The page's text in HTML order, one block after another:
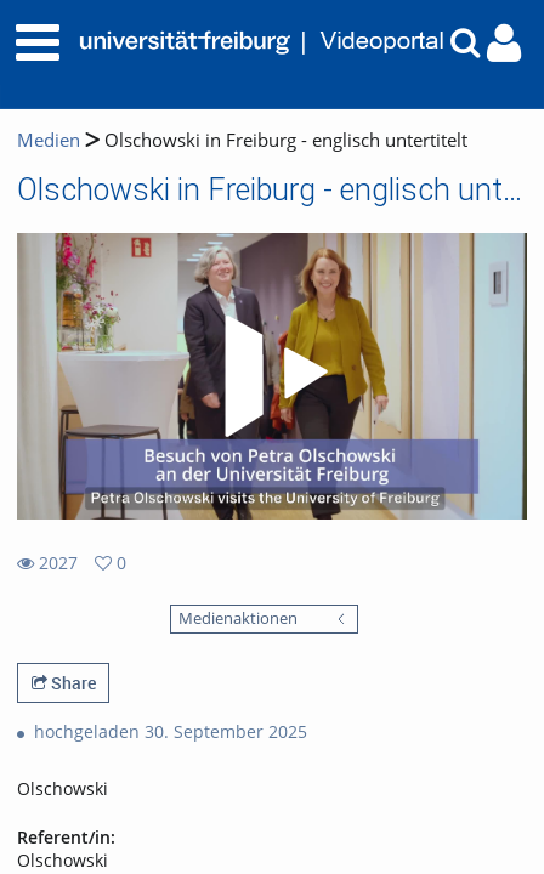
Medien Olschowski in Freiburg - englisch untertitelt
Olschowski in Freiburg - englisch untertitelt
2027
0
Medienaktionen
Share
hochgeladen 30. September 2025
Olschowski
Referent/in:
Olschowski